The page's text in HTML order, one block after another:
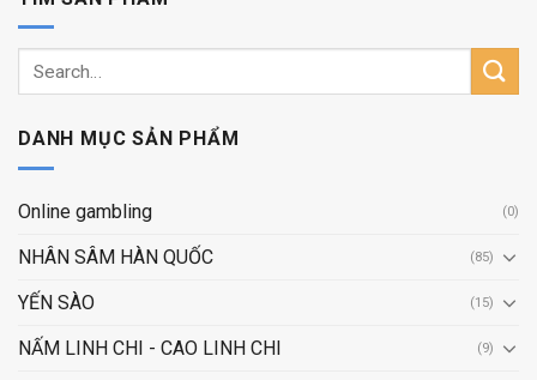
Search
DANH MỤC SẢN PHẨM
Online gambling (0)
NHÂN SÂM HÀN QUỐC (85)
YẾN SÀO (15)
NẤM LINH CHI - CAO LINH CHI (9)